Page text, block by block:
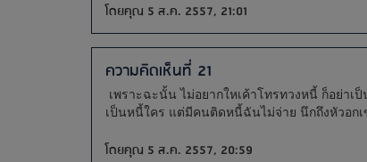
โดยคุณ 5 ส.ค. 2557, 21:01
ความคิดเห็นที่ 21
เพราะฉะนั้น ไม่อยากใหเค้าโทรทวงหนี้ ก็อย่า
เป็นหนี้ใคร แต่มีคนติดหนี้ฉันไม่จ่าย นึกถึงหัวอกเ
โดยคุณ 5 ส.ค. 2557, 20:59